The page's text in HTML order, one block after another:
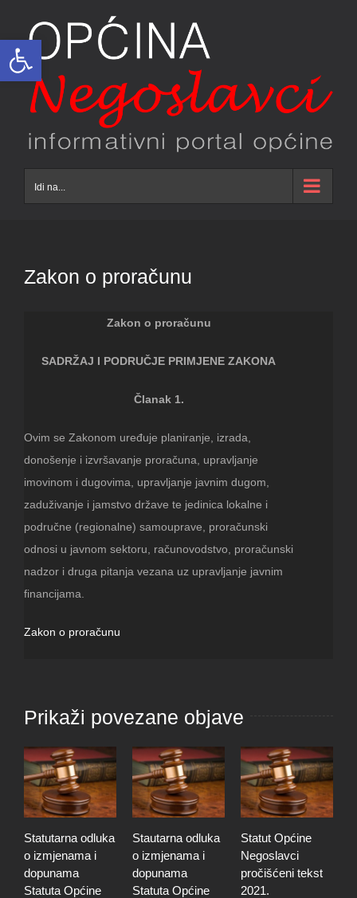
Open toolbar
content
Idi na...
Zakon o proračunu
Zakon o proračunu
SADRŽAJ I PODRUČJE PRIMJENE ZAKONA
Članak 1.
Ovim se Zakonom uređuje planiranje, izrada,
donošenje i izvršavanje proračuna, upravljanje
imovinom i dugovima, upravljanje javnim dugom,
zaduživanje i jamstvo države te jedinica lokalne i
područne (regionalne) samouprave, proračunski
odnosi u javnom sektoru, računovodstvo, proračunski
nadzor i druga pitanja vezana uz upravljanje javnim
financijama.
Zakon o proračunu
Prikaži povezane objave
odluka
i
Općine
Stautarna odluka
o izmjenama i
dopunama
Statuta Općine
Statut Općine
Negoslavci
pročišćeni tekst
2021.
Poslovnik
Općine